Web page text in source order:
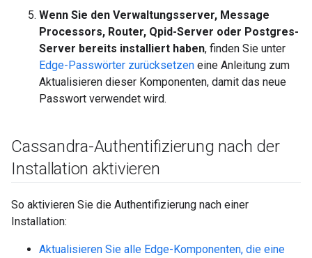
Wenn Sie den Verwaltungsserver, Message
Processors, Router, Qpid-Server oder Postgres-
Server bereits installiert haben, finden Sie unter
Edge-Passwörter zurücksetzen eine Anleitung zum
Aktualisieren dieser Komponenten, damit das neue
Passwort verwendet wird.
Cassandra-Authentifizierung nach der
Installation aktivieren
So aktivieren Sie die Authentifizierung nach einer
Installation:
Aktualisieren Sie alle Edge-Komponenten, die eine